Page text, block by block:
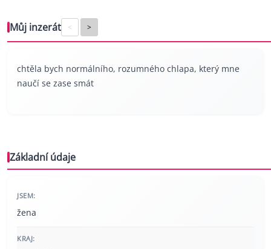
Můj inzerát < >
chtěla bych normálního, rozumného chlapa, který mne
naučí se zase smát
Základní údaje
JSEM:
žena
KRAJ: